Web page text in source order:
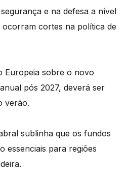
e na defesa a nível
cortes na política de
Europeia sobre o novo
pós 2027, deverá ser
verão.
sublinha que os fundos
essenciais para regiões